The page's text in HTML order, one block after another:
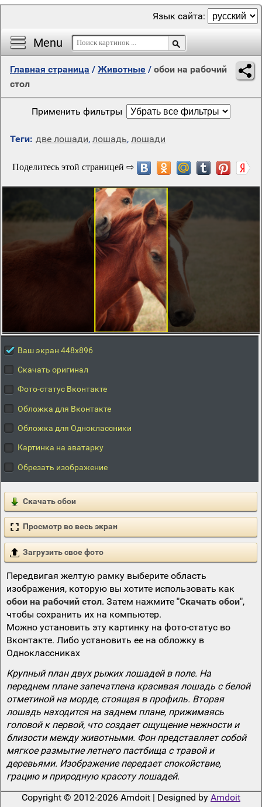
Menu
Язык сайта:
Главная страница / Животные / обои на рабочий
стол
Применить фильтры
Теги: две лошади, лошадь, лошади
Ваш экран 448x896
Скачать оригинал
Фото-статус Вконтакте
Обложка для Вконтакте
Обложка для Одноклассники
Картинка на аватарку
Обрезать изображение
Скачать обои
Просмотр во весь экран
Загрузить свое фото
Передвигая желтую рамку выберите область
изображения, которую вы хотите использовать как
обои на рабочий стол. Затем нажмите "Скачать обои",
чтобы сохранить их на компьютер.
Можно установить эту картинку на фото-статус во
Вконтакте. Либо установить ее на обложку в
Одноклассниках
Крупный план двух рыжих лошадей в поле. На
переднем плане запечатлена красивая лошадь с белой
отметиной на морде, стоящая в профиль. Вторая
лошадь находится на заднем плане, прижимаясь
головой к первой, что создает ощущение нежности и
близости между животными. Фон представляет собой
мягкое размытие летнего пастбища с травой и
деревьями. Изображение передает спокойствие,
грацию и природную красоту лошадей.
Copyright © 2012-2026 Amdoit | Designed by Amdoit